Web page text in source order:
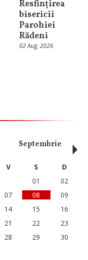
Resfințirea
bisericii
Parohiei
Rădeni
02 Aug, 2026
Septembrie
V S
D
01
02
07 08
09
14 15
16
21 22
23
28 29
30